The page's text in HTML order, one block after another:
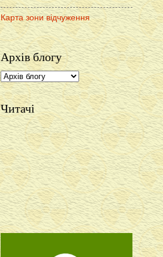
Карта зони відчуження
Архів блогу
Читачі